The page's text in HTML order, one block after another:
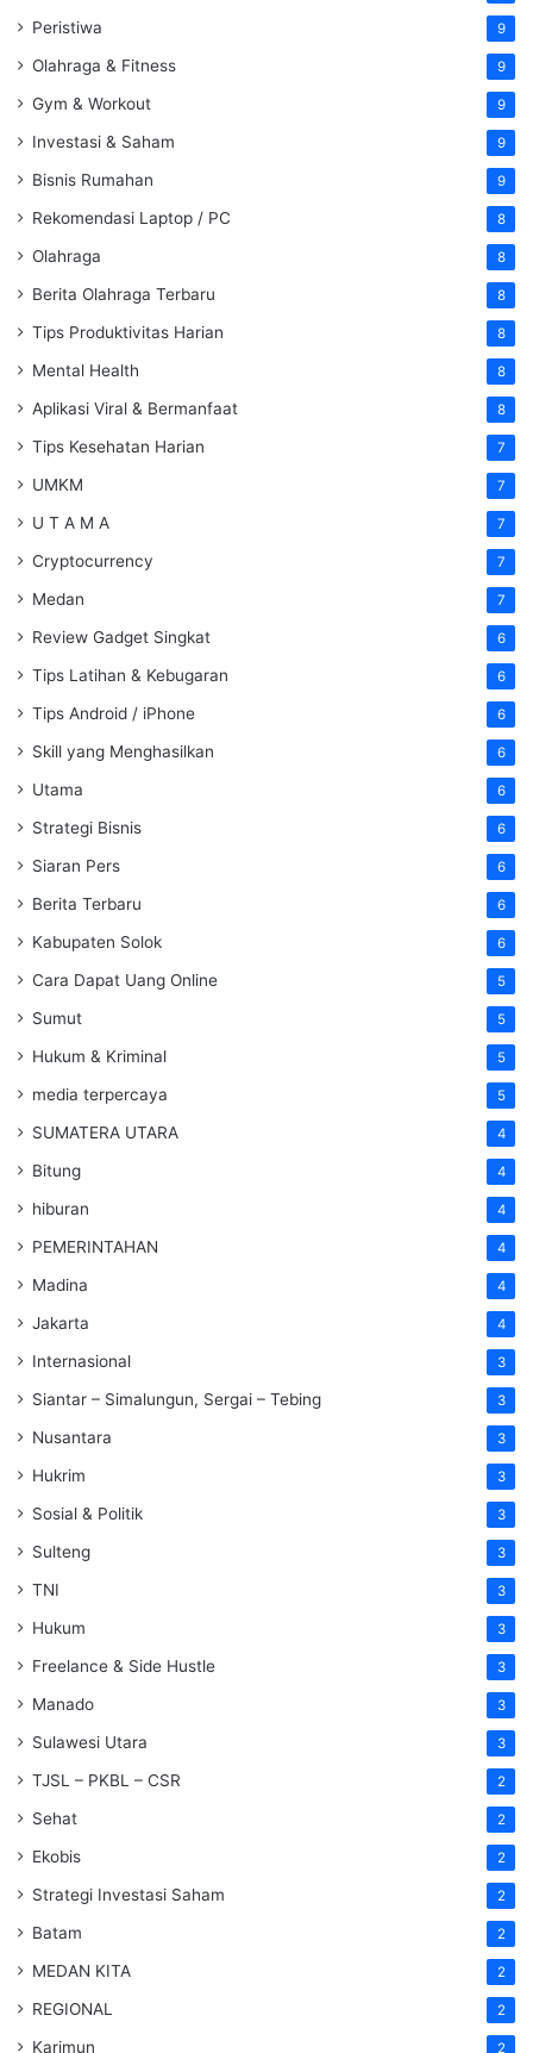
Peristiwa 9
Olahraga & Fitness 9
Gym & Workout 9
Investasi & Saham 9
Bisnis Rumahan 9
Rekomendasi Laptop / PC 8
Olahraga 8
Berita Olahraga Terbaru 8
Tips Produktivitas Harian 8
Mental Health 8
Aplikasi Viral & Bermanfaat 8
Tips Kesehatan Harian 7
UMKM 7
U T A M A 7
Cryptocurrency 7
Medan 7
Review Gadget Singkat 6
Tips Latihan & Kebugaran 6
Tips Android / iPhone 6
Skill yang Menghasilkan 6
Utama 6
Strategi Bisnis 6
Siaran Pers 6
Berita Terbaru 6
Kabupaten Solok 6
Cara Dapat Uang Online 5
Sumut 5
Hukum & Kriminal 5
media terpercaya 5
SUMATERA UTARA 4
Bitung 4
hiburan 4
PEMERINTAHAN 4
Madina 4
Jakarta 4
Internasional 3
Siantar – Simalungun, Sergai – Tebing 3
Nusantara 3
Hukrim 3
Sosial & Politik 3
Sulteng 3
TNI 3
Hukum 3
Freelance & Side Hustle 3
Manado 3
Sulawesi Utara 3
TJSL – PKBL – CSR 2
Sehat 2
Ekobis 2
Strategi Investasi Saham 2
Batam 2
MEDAN KITA 2
REGIONAL 2
Karimun 2